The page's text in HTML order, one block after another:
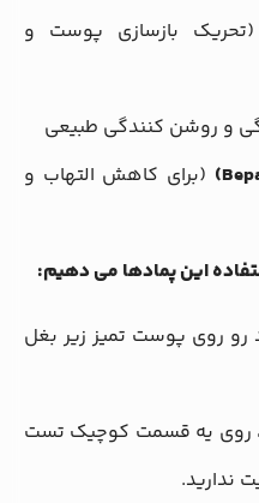
(تحریک بازسازی پوست و
و روشن کنندگی طبیعی
(برای کاهش التهاب و
این پمادها می دهیم:
رو روی پوست تمیز زیر بغل
روی یه قسمت کوچیک تست
ندارید.